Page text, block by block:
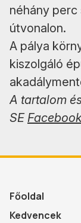
néhány
útvonalon.
A pálya
kiszolgáló
A tartalom
SE
Főoldal
Kedvencek